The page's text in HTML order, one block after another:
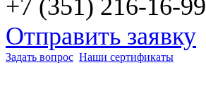
+7 (351) 216-16-99
Отправить заявку
Задать вопрос Наши сертификаты